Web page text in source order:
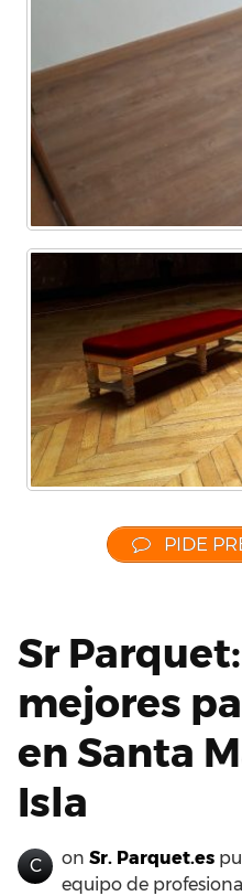
PIDE
Sr
mejores
en Santa
Isla
C on Sr. Parquet.es
equipo de